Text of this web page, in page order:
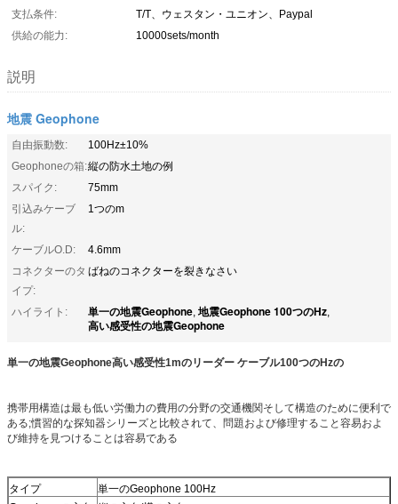
支払条件:
T/T、ウェスタン・ユニオン、Paypal
供給の能力:
10000sets/month
説明
地震 Geophone
自由振動数:
100Hz±10%
Geophoneの箱:縦の防水土地の例
スパイク:
75mm
引込みケーブ
ル:
1つのm
ケーブルO.D:
4.6mm
コネクターのタ
イプ:
ばねのコネクターを裂きなさい
ハイライト: 単一の地震Geophone, 地震Geophone 100つのHz,
高い感受性の地震Geophone
単一の地震Geophone高い感受性1mのリーダー ケーブル100つのHzの
携帯用構造は最も低い労働力の費用の分野の交通機関そして構造のために便利で
ある;慣習的な探知器シリーズと比較されて、問題および修理すること容易およ
び維持を見つけることは容易である
タイプ
単一のGeophone 100Hz